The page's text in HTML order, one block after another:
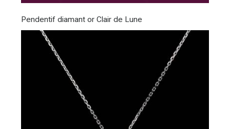
Pendentif diamant or Clair de Lune